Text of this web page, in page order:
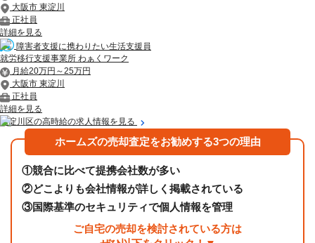
大阪市 東淀川
正社員
詳細を見る
障害者支援に携わりたい生活支援員
就労移行支援事業所 わぁくワーク
月給20万円～25万円
大阪市 東淀川
正社員
詳細を見る
東淀川区の高時給の求人情報を見る
ホームズの売却査定をお勧めする3つの理由
①競合に比べて提携会社数が多い
②どこよりも会社情報が詳しく掲載されている
③国際基準のセキュリティで個人情報を管理
ご自宅の売却を検討されている方は